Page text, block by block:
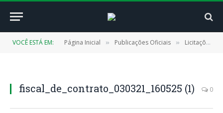
VOCÊ ESTÁ EM: Página Inicial » Publicações Oficiais » Licitações
fiscal_de_contrato_030321_160525 (1) 0